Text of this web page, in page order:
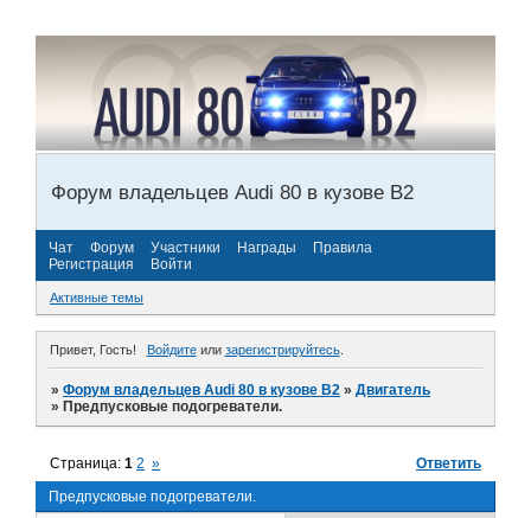
Форум владельцев Audi 80 в кузове В2
Чат Форум Участники Награды
Правила
Регистрация
Войти
Активные темы
Привет, Гость! Войдитеили зарегистрируйтесь.
»Форум владельцев Audi 80 в кузове В2 »Двигатель
»Предпусковые подогреватели.
Предпусковые подогреватели.
Страница:1 2 » Ответить